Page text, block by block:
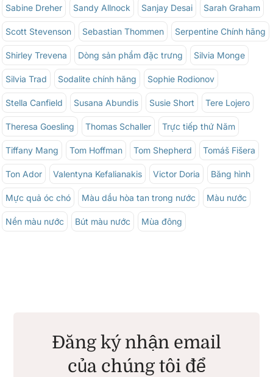
Sabine Dreher Sandy Allnock Sanjay Desai Sarah Graham
Scott Stevenson Sebastian Thommen Serpentine Chính hãng
Shirley Trevena Dòng sản phẩm đặc trưng Silvia Monge
Silvia Trad Sodalite chính hãng Sophie Rodionov
Stella Canfield Susana Abundis Susie Short Tere Lojero
Theresa Goesling Thomas Schaller Trực tiếp thứ Năm
Tiffany Mang Tom Hoffman Tom Shepherd Tomáš Fišera
Ton Ador Valentyna Kefalianakis Victor Doria Băng hình
Mực quả óc chó Màu dầu hòa tan trong nước Màu nước
Nền màu nước Bút màu nước Mùa đông
Đăng ký nhận email
của chúng tôi để